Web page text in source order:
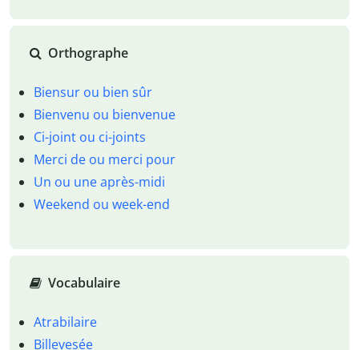
Orthographe
Biensur ou bien sûr
Bienvenu ou bienvenue
Ci-joint ou ci-joints
Merci de ou merci pour
Un ou une après-midi
Weekend ou week-end
Vocabulaire
Atrabilaire
Billevesée